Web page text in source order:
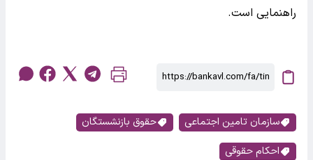
راهنمایی است.
سازمان تامین اجتماعی
حقوق بازنشستگان
احکام حقوقی